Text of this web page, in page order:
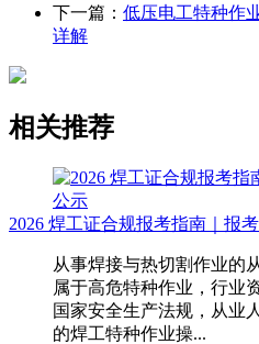
下一篇： 低压电工特种作
详解
相关推荐
2026 焊工证合规报考指南｜报
从事焊接与热切割作业的
属于高危特种作业，行业
国家安全生产法规，从业
的焊工特种作业操...